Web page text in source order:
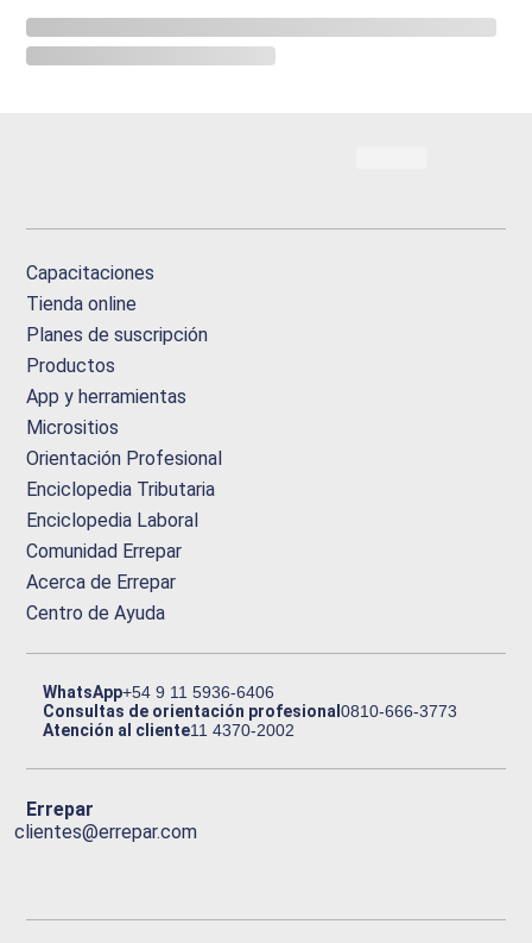
Capacitaciones
Tienda online
Planes de suscripción
Productos
App y herramientas
Micrositios
Orientación Profesional
Enciclopedia Tributaria
Enciclopedia Laboral
Comunidad Errepar
Acerca de Errepar
Centro de Ayuda
WhatsApp+54 9 11 5936-6406
Consultas de orientación profesional0810-666-3773
Atención al cliente11 4370-2002
Errepar
clientes@errepar.com